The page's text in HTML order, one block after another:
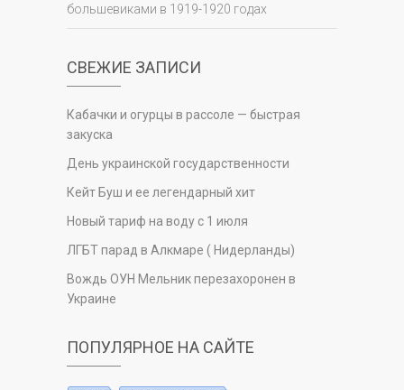
большевиками в 1919-1920 годах
СВЕЖИЕ ЗАПИСИ
Кабачки и огурцы в рассоле — быстрая
закуска
День украинской государственности
Кейт Буш и ее легендарный хит
Новый тариф на воду с 1 июля
ЛГБТ парад в Алкмаре ( Нидерланды)
Вождь ОУН Мельник перезахоронен в
Украине
ПОПУЛЯРНОЕ НА САЙТЕ